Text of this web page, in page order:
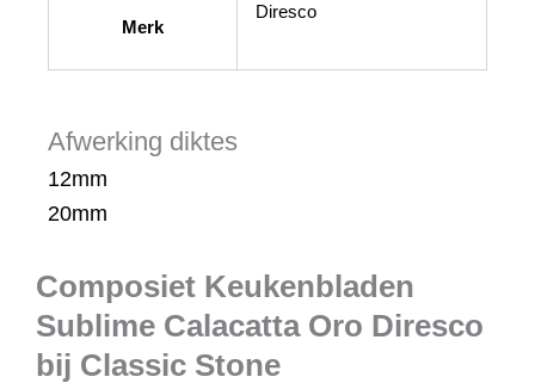
Merk
Diresco
Afwerking diktes
12mm
20mm
Composiet Keukenbladen
Sublime Calacatta Oro Diresco
bij Classic Stone